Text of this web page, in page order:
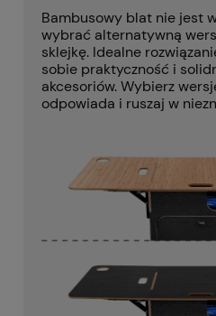
Bambusowy blat nie jest
wybrać alternatywną
sklejkę. Idealne
sobie praktyczność i
akcesoriów. Wybierz
odpowiada i ruszaj w